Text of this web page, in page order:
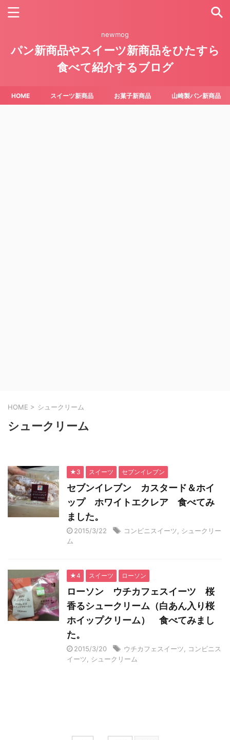
newmog
パン新商品やスイーツ新商品をひたすら
食べて紹介するブログ
HOME スイーツ新商品 お菓子新商品 山崎製パン新商品
HOME > シュークリーム
シュークリーム
★3 スイーツ セブンイレブン
セブンイレブン カスタード＆ホイ
ップ ホワイトエクレア 食べてみ
ました。
2015/3/22 コンビニスイーツ
シュークリー
ム
★4 スイーツ ローソン
ローソン ウチカフェスイーツ 桜
香るシュークリーム（白あん入り桜
ホイップクリーム） 食べてみまし
た。
2015/3/20 ウチカフェスイーツ
コンビニス
イーツ
シュークリーム